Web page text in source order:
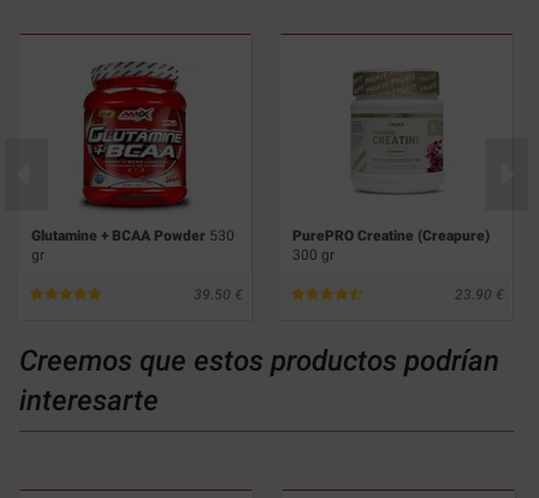
Glutamine + BCAA Powder 530
gr
39.50
PurePRO Creatine (Creapure)
300 gr
23.90
Creemos que estos productos podrían
interesarte